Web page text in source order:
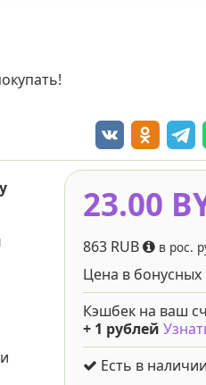
23.00
863 RUB в рос.
Цена в
Кэшбек на ваш
+ 1 рублей
Есть в